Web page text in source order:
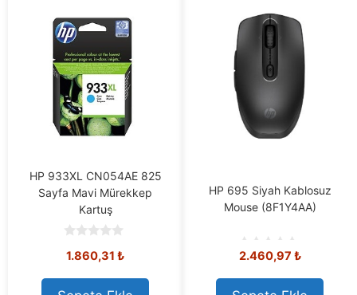
HP 933XL CN054AE 825
Sayfa Mavi Mürekkep
Kartuş
o
t
o
1.860,31 ₺
HP 695 Siyah Kablosuz
Mouse (8F1Y4AA)
0
u
t
2.460,97 ₺